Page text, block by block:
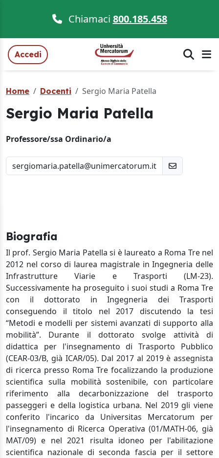
Chiamaci 800.185.458
Accedi
Home Docenti Sergio Maria Patella
Sergio Maria Patella
Professore/ssa Ordinario/a
sergiomaria.patella@unimercatorum.it
Biografia
Il prof. Sergio Maria Patella si è laureato a Roma Tre nel
2012 nel corso di laurea magistrale in Ingegneria delle
Infrastrutture Viarie e Trasporti (LM-23).
Successivamente ha proseguito i suoi studi a Roma Tre
con il dottorato in Ingegneria dei Trasporti
conseguendo il titolo nel 2017 discutendo la tesi
“Metodi e modelli per sistemi avanzati di supporto alla
mobilità”. Durante il dottorato svolge attività di
didattica per l'insegnamento di Trasporto Pubblico
(CEAR-03/B, già ICAR/05). Dal 2017 al 2019 è assegnista
di ricerca presso Roma Tre focalizzando la produzione
scientifica sulla mobilità sostenibile, con particolare
riferimento alla decarbonizzazione del trasporto
passeggeri e della logistica urbana. Nel 2019 gli viene
conferito l'incarico da Universitas Mercatorum per
l'insegnamento di Ricerca Operativa (01/MATH-06, già
MAT/09) e nel 2021 risulta idoneo per l'abilitazione
scientifica nazionale di seconda fascia per il settore